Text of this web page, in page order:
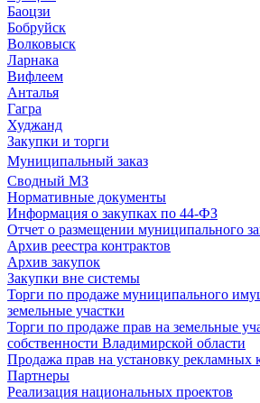
Баоцзи
Бобруйск
Волковыск
Ларнака
Вифлеем
Анталья
Гагра
Худжанд
Закупки и торги
Муниципальный заказ
Сводный МЗ
Нормативные документы
Информация о закупках по 44-ФЗ
Отчет о размещении муниципального
Архив реестра контрактов
Архив закупок
Закупки вне системы
Торги по продаже муниципального
земельные участки
Торги по продаже прав на земельные
собственности Владимирской области
Продажа прав на установку рекламных
Партнеры
Реализация национальных проектов